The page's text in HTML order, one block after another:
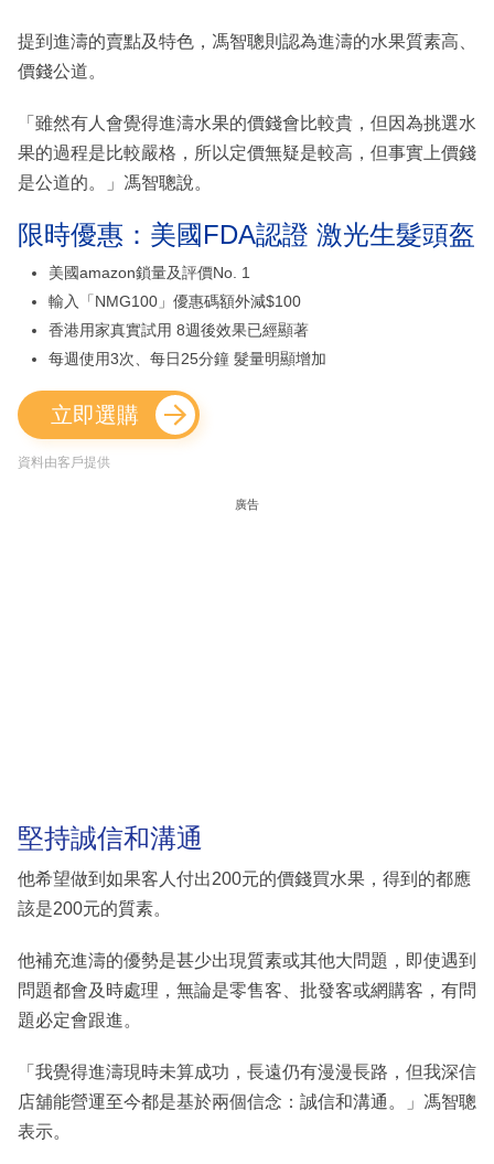
提到進濤的賣點及特色，馮智聰則認為進濤的水果質素高、
價錢公道。
「雖然有人會覺得進濤水果的價錢會比較貴，但因為挑選水
果的過程是比較嚴格，所以定價無疑是較高，但事實上價錢
是公道的。」馮智聰說。
限時優惠：美國FDA認證 激光生髮頭盔
美國amazon鎖量及評價No. 1
輸入「NMG100」優惠碼額外減$100
香港用家真實試用 8週後效果已經顯著
每週使用3次、每日25分鐘 髮量明顯增加
立即選購
資料由客戶提供
廣告
堅持誠信和溝通
他希望做到如果客人付出200元的價錢買水果，得到的都應
該是200元的質素。
他補充進濤的優勢是甚少出現質素或其他大問題，即使遇到
問題都會及時處理，無論是零售客、批發客或網購客，有問
題必定會跟進。
「我覺得進濤現時未算成功，長遠仍有漫漫長路，但我深信
店舖能營運至今都是基於兩個信念：誠信和溝通。」馮智聰
表示。